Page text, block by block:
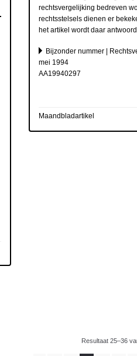
rechtsvergelijking bedreven
rechtsstelsels dienen er
het artikel wordt daar
Bijzonder nummer |
mei 1994
AA19940297
Maandbladartikel
Resultaat 25–36